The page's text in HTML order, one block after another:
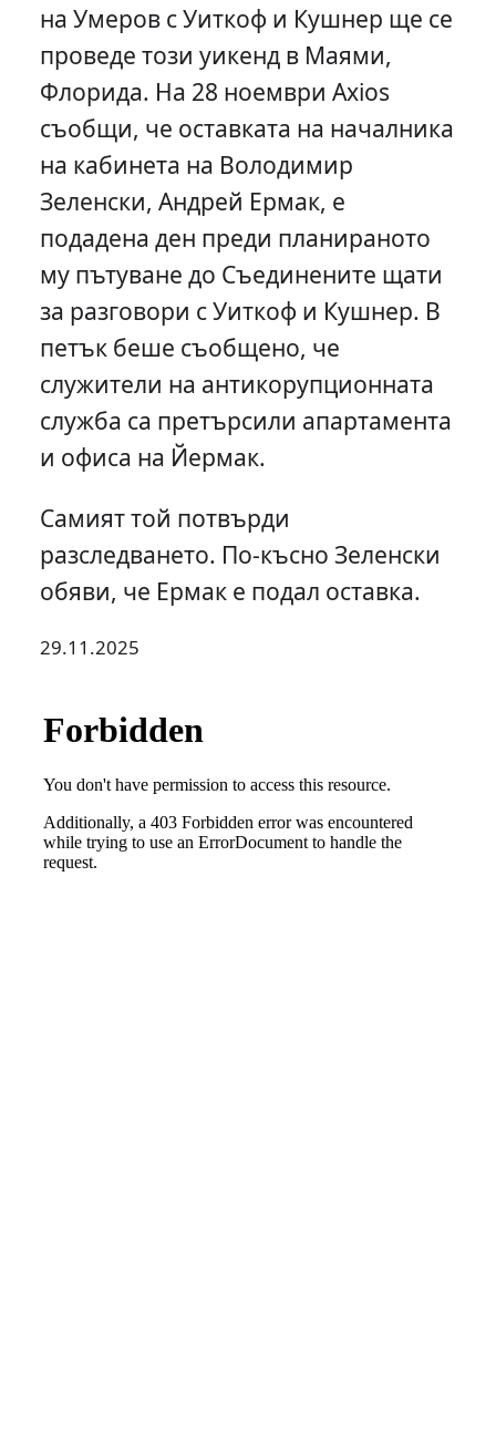
на Умеров с Уиткоф и Кушнер ще се
проведе този уикенд в Маями,
Флорида. На 28 ноември Axios
съобщи, че оставката на началника
на кабинета на Володимир
Зеленски, Андрей Ермак, е
подадена ден преди планираното
му пътуване до Съединените щати
за разговори с Уиткоф и Кушнер. В
петък беше съобщено, че
служители на антикорупционната
служба са претърсили апартамента
и офиса на Йермак.
Самият той потвърди
разследването. По-късно Зеленски
обяви, че Ермак е подал оставка.
29.11.2025